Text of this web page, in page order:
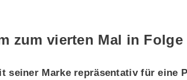
zum vierten Mal in
seiner Marke repräsentativ für eine